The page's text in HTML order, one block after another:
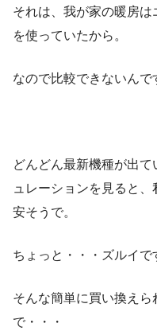
それは、我が家の暖房
を使っていたから。
なので比較できないん
どんどん最新機種が出
ュレーションを見ると
安そうで。
ちょっと・・・ズルイで
そんな簡単に買い換え
で・・・